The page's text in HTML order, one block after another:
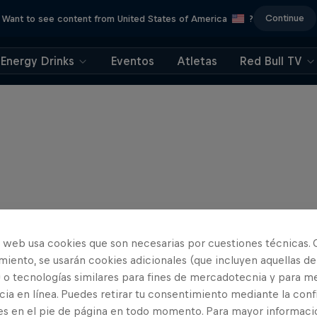
Want to see content from United States of America ? Continue
Energy Drinks Eventos Atletas Red Bull TV
web usa cookies que son necesarias por cuestiones técnicas.
se usarán cookies adicionales (que incluyen aquellas de
tecnologías similares para fines de mercadotecnia y para
en línea. Puedes retirar tu consentimiento mediante la
en el pie de página en todo momento. Para mayor